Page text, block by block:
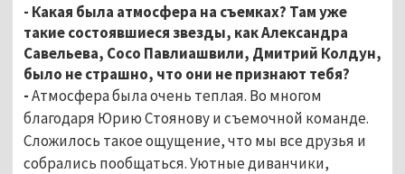
- Какая была атмосфера на съемках? Там уже
такие состоявшиеся звезды, как Александра
Савельева, Сосо Павлиашвили, Дмитрий Колдун,
было не страшно, что они не признают тебя?
-Атмосфера была очень теплая. Во многом
благодаря Юрию Стоянову и съемочной команде.
Сложилось такое ощущение, что мы все друзья и
собрались пообщаться. Уютные диванчики,